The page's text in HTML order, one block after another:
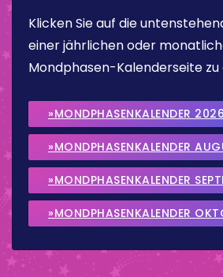
Klicken Sie auf die
einer jährlichen oder
Mondphasen-Kalenderseite zu
»MONDPHASENKALENDER 2026
»MONDPHASENKALENDER
»MONDPHASENKALENDER
»MONDPHASENKALENDER